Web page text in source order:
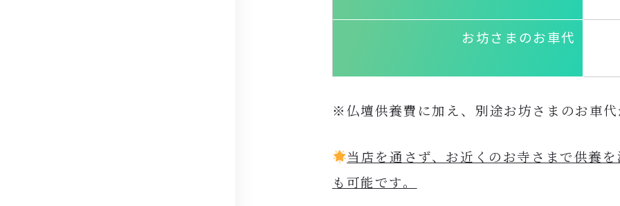
お坊さまのお車代
※仏壇供養費に加え、別途お坊さまのお車
当店を通さず、お近くのお寺さまで供養
も可能です。